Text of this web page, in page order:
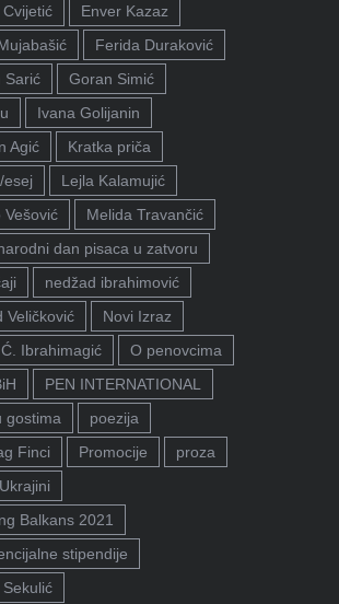
Enver Kazaz
Ferida Duraković
Sarić
Goran Simić
Ivana Golijanin
Agić
Kratka priča
esej
Lejla Kalamujić
Vešović
Melida Travančić
dan pisaca u zatvoru
nedžad ibrahimović
Veličković
Novi Izraz
Ibrahimagić
O penovcima
PEN INTERNATIONAL
gostima
poezija
Finci
Promocije
proza
Balkans 2021
stipendije